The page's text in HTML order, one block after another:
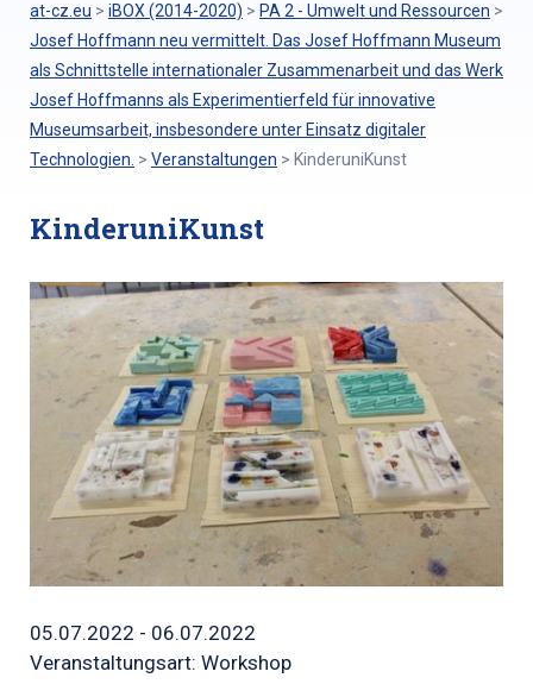
at-cz.eu > iBOX (2014-2020) > PA 2 - Umwelt und Ressourcen >
Josef Hoffmann neu vermittelt. Das Josef Hoffmann Museum
als Schnittstelle internationaler Zusammenarbeit und das Werk
Josef Hoffmanns als Experimentierfeld für innovative
Museumsarbeit, insbesondere unter Einsatz digitaler
Technologien. > Veranstaltungen > KinderuniKunst
KinderuniKunst
05.07.2022 - 06.07.2022
Veranstaltungsart: Workshop